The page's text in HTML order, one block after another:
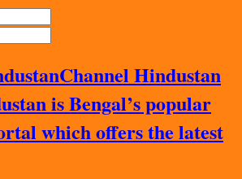
Channel Hindustan
is Bengal’s popular
which offers the latest